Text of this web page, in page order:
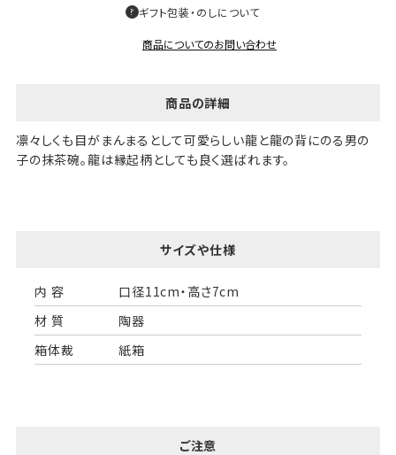
ギフト包装・のしについて
商品についてのお問い合わせ
商品の詳細
凛々しくも目がまんまるとして可愛らしい龍と龍の背にのる男の
子の抹茶碗。龍は縁起柄としても良く選ばれます。
サイズや仕様
内 容
口径11cm・高さ7cm
材 質
陶器
箱体裁
紙箱
ご注意